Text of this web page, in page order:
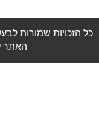
האתר